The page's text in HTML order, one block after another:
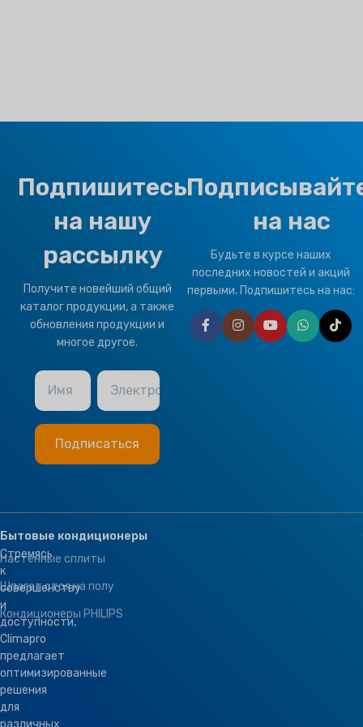
Подпишитесь
на нашу
рассылку
Получите новейший общий
каталог продукции, а также
обновления продукции и
многое другое.
Имя Электронная почта
на нас
Будьте в курсе наших
последних новостей и акций
первыми. Подпишитесь на нас:
Стремясь
к
совершенству
и
доступности,
Climapro
предлагает
оптимизированные
решения
для
различных
Бытовые кондиционеры
Настенные сплиты
Шпагат стоя на полу
Кондиционеры PHILIPS